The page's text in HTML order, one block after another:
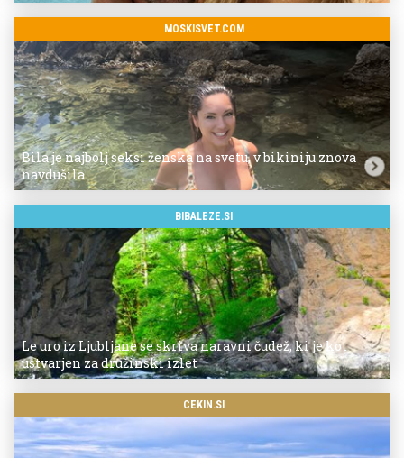
MOSKISVET.COM
Bila je najbolj seksi ženska na svetu, v bikiniju znova
navdušila
BIBALEZE.SI
Le uro iz Ljubljane se skriva naravni čudež, ki je kot
ustvarjen za družinski izlet
CEKIN.SI